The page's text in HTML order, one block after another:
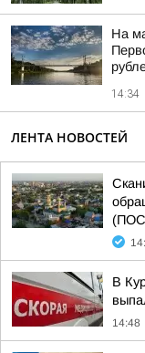
На
14:34
ЛЕНТА НОВОСТЕЙ
В
14:48